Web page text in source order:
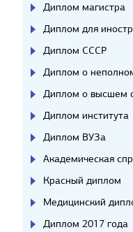
Диплом магистра
Диплом для
Диплом СССР
Диплом о
Диплом о высшем
Диплом института
Диплом ВУЗа
Академическая
Красный диплом
Медицинский
Диплом 2017 года